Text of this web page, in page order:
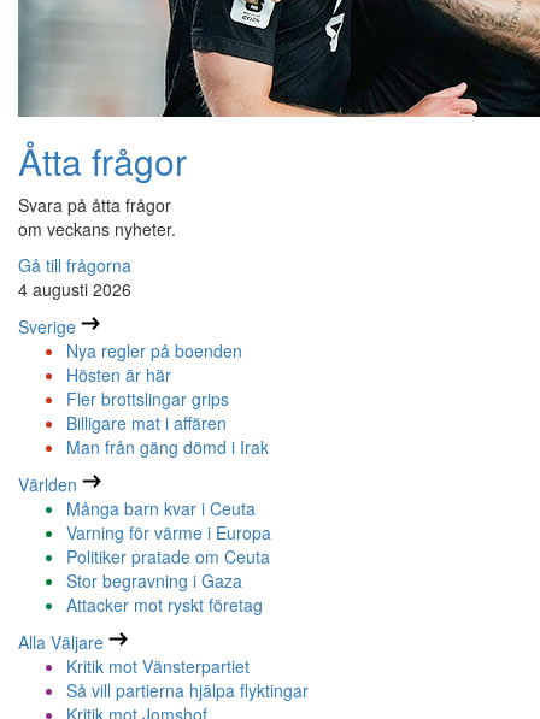
Åtta frågor
Svara på åtta frågor
om veckans nyheter.
Gå till frågorna
4 augusti 2026
Sverige
Nya regler på boenden
Hösten är här
Fler brottslingar grips
Billigare mat i affären
Man från gäng dömd i Irak
Världen
Många barn kvar i Ceuta
Varning för värme i Europa
Politiker pratade om Ceuta
Stor begravning i Gaza
Attacker mot ryskt företag
Alla Väljare
Kritik mot Vänsterpartiet
Så vill partierna hjälpa flyktingar